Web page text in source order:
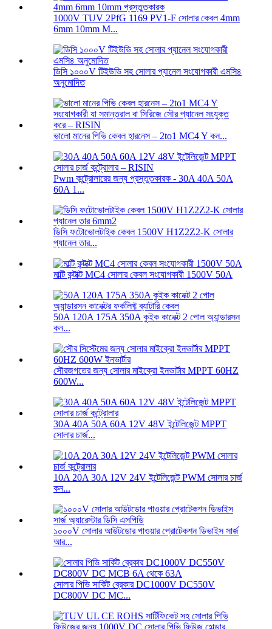
1000V TUV 2PfG 1169 PV1-F সোলার কেবল 4mm
6mm 10mm M...
ডিসি ১০০০V টিইউভি সহ সোলার প্যানেল সংযোগকারী এমসি৪
অনুমোদিত
ভালো মানের পিভি কেবল হারনেস – 2to1 MC4 Y কন...
Pwm কন্ট্রোলারের জন্য প্রস্তুতকারক - 30A 40A 50A
60A 1...
ডিসি ফটোভোলটাইক কেবল 1500V H1Z2Z2-K সোলার
প্যানেল তার...
মাল্টি কন্টাক্ট MC4 সোলার কেবল সংযোগকারী 1500V 50A
50A 120A 175A 350A কুইক কানেক্ট 2 পোল অ্যান্ডারসন
কন...
সৌরজগতের জন্য সোলার মাইক্রো ইনভার্টার MPPT 60HZ
600W...
30A 40A 50A 60A 12V 48V ইন্টেলিজেন্ট MPPT
সোলার চার্জ...
10A 20A 30A 12V 24V ইন্টেলিজেন্ট PWM সোলার চার্জ
কন...
১০০০V সোলার আউটডোর পাওয়ার প্রোটেকশন ডিভাইস সার্জ
আর...
সোলার পিভি সার্কিট ব্রেকার DC1000V DC550V
DC800V DC MC...